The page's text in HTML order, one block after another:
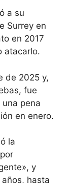
a su
Surrey en
en 2017
atacarlo.
de 2025 y,
fue
pena
en enero.
la
y
hasta